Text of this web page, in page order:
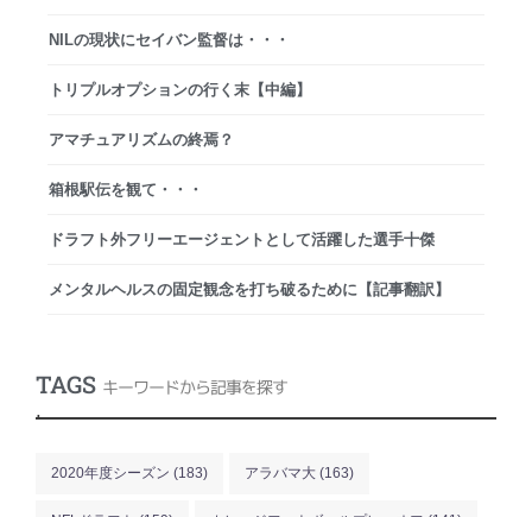
NILの現状にセイバン監督は・・・
トリプルオプションの行く末【中編】
アマチュアリズムの終焉？
箱根駅伝を観て・・・
ドラフト外フリーエージェントとして活躍した選手十傑
メンタルヘルスの固定観念を打ち破るために【記事翻訳】
TAGS キーワードから記事を探す
.
2020年度シーズン (183) アラバマ大 (163)